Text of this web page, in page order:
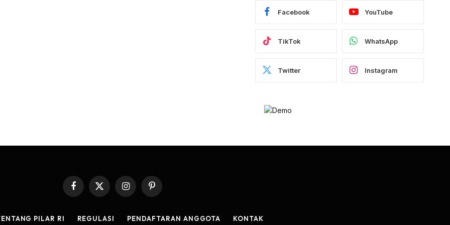
Facebook YouTube
TikTok WhatsApp
Twitter Instagram
Facebook
X
InstagramPinterest
PILAR RI REGULASI PENDAFTARAN ANGGOTA KONTAK